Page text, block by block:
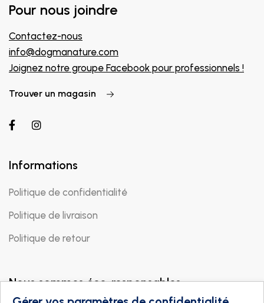
Pour nous joindre
Contactez-nous
info@dogmanature.com
Joignez notre groupe Facebook pour professionnels !
Trouver un magasin
Informations
Politique de confidentialité
Politique de livraison
Politique de retour
Nous sommes éco-responsables